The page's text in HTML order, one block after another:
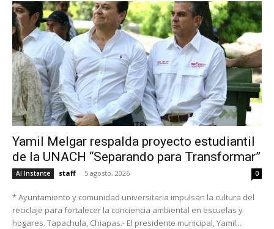
Yamil Melgar respalda proyecto estudiantil
de la UNACH “Separando para Transformar”
Al Instante staff - 5 agosto, 2026 0
* Ayuntamiento y comunidad universitaria impulsan la cultura del
reciclaje para fortalecer la conciencia ambiental en escuelas y
hogares. Tapachula, Chiapas.- El presidente municipal, Yamil...